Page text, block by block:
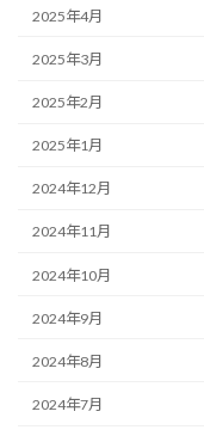
2025年4月
2025年3月
2025年2月
2025年1月
2024年12月
2024年11月
2024年10月
2024年9月
2024年8月
2024年7月